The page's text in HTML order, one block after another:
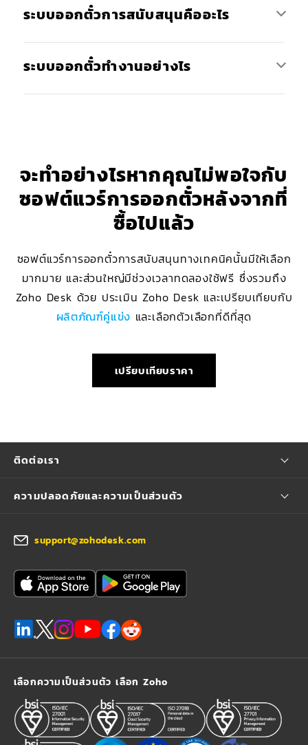
ระบบออกตั๋วการสนับสนุนคืออะไร
ระบบออกตั๋วทำงานอย่างไร
จะทำอย่างไรหากคุณไม่พอใจกับ
ซอฟต์แวร์การออกตั๋วหลังจากที่
ซื้อไปแล้ว
ซอฟต์แวร์การออกตั๋วการสนับสนุนทางเทคนิคนั้นมีให้เลือก
มากมาย และส่วนใหญ่มีช่วงเวลาทดลองใช้ฟรี ซึ่งรวมถึง
Zoho Desk ด้วย ประเมิน Zoho Desk และเปรียบเทียบกับ
ผลิตภัณฑ์คู่แข่ง และเลือกตัวเลือกที่ดีที่สุด
เปรียบเทียบราคา
ติดต่อเรา
ความปลอดภัยและความเป็นส่วนตัว
support@zohodesk.com
เลือกความเป็นส่วนตัว เลือก Zoho